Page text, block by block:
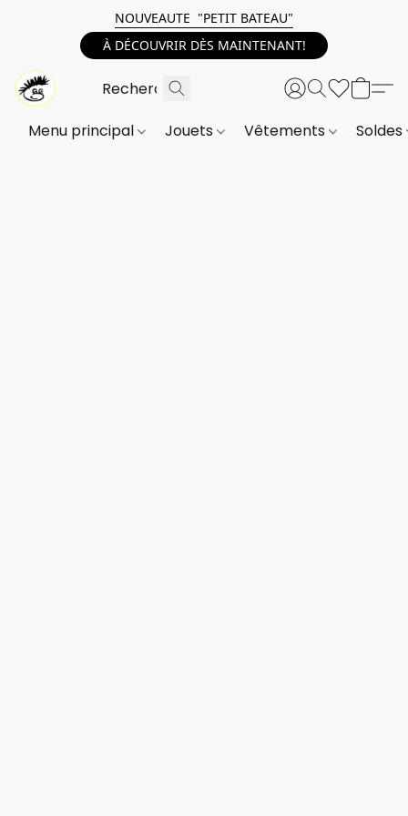
NOUVEAUTE "PETIT BATEAU"
À DÉCOUVRIR DÈS MAINTENANT!
Menu principal Jouets Vêtements Soldes